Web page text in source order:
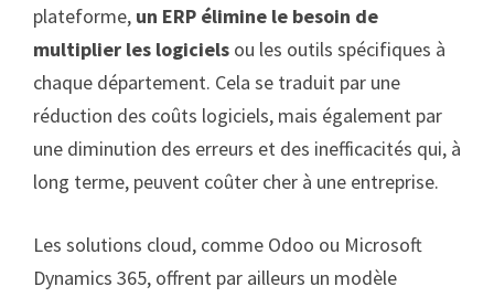
plateforme, un ERP élimine le besoin de
multiplier les logiciels ou les outils spécifiques à
chaque département. Cela se traduit par une
réduction des coûts logiciels, mais également par
une diminution des erreurs et des inefficacités qui, à
long terme, peuvent coûter cher à une entreprise.
Les solutions cloud, comme Odoo ou Microsoft
Dynamics 365, offrent par ailleurs un modèle